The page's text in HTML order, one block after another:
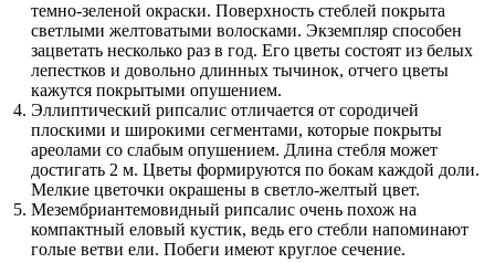
темно-зеленой окраски. Поверхность стеблей покрыта
светлыми желтоватыми волосками. Экземпляр способен
зацветать несколько раз в год. Его цветы состоят из белых
лепестков и довольно длинных тычинок, отчего цветы
кажутся покрытыми опушением.
Эллиптический рипсалис отличается от сородичей
плоскими и широкими сегментами, которые покрыты
ареолами со слабым опушением. Длина стебля может
достигать 2 м. Цветы формируются по бокам каждой доли.
Мелкие цветочки окрашены в светло-желтый цвет.
Мезембриантемовидный рипсалис очень похож на
компактный еловый кустик, ведь его стебли напоминают
голые ветви ели. Побеги имеют круглое сечение.